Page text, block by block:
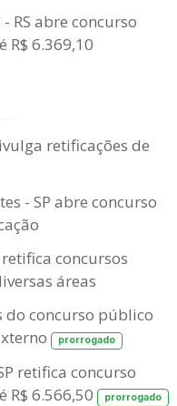
RS abre concurso
R$ 6.369,10
retificações de
- SP abre concurso
concursos
áreas
do concurso público
prorrogado
retifica concurso
R$ 6.566,50
prorrogado